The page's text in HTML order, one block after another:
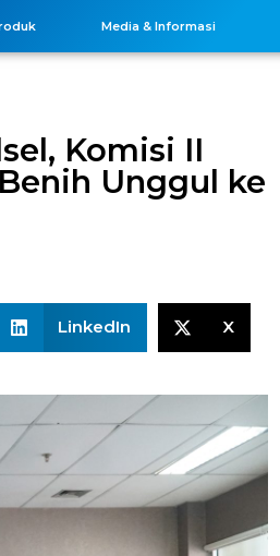
Media & Informasi
Komisi II
Unggul ke
LinkedIn X